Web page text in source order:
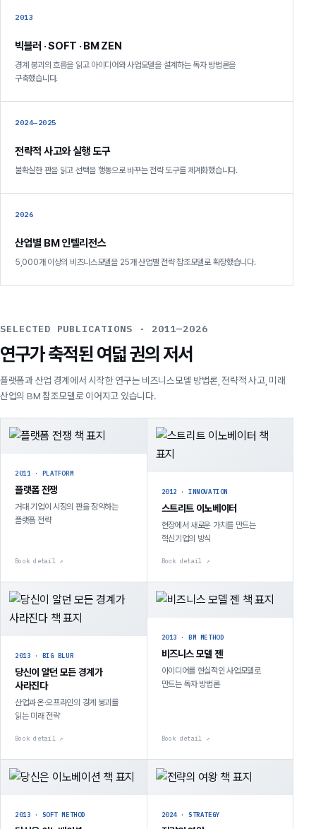
2013
빅블러 · SOFT · BM ZEN
경계 붕괴의 흐름을 읽고 아이디어와 사업모델을 설계하는 독자 방법론을
구축했습니다.
2024—2025
전략적 사고와 실행 도구
불확실한 판을 읽고 선택을 행동으로 바꾸는 전략 도구를 체계화했습니다.
2026
산업별 BM 인텔리전스
5,000개 이상의 비즈니스모델을 25개 산업별 전략 참조모델로 확장했습니다.
SELECTED PUBLICATIONS · 2011—2026
연구가 축적된 여덟 권의 저서
플랫폼과 산업 경계에서 시작한 연구는 비즈니스모델 방법론, 전략적 사고, 미래
산업의 BM 참조모델로 이어지고 있습니다.
2011 · PLATFORM
플랫폼 전쟁
거대 기업이 시장의 판을 장악하는
플랫폼 전략
Book detail ↗
2012 · INNOVATION
스트리트 이노베이터
현장에서 새로운 가치를 만드는
혁신기업의 방식
Book detail ↗
2013 · BIG BLUR
당신이 알던 모든 경계가
사라진다
산업과 온·오프라인의 경계 붕괴를
읽는 미래 전략
Book detail ↗
2013 · BM METHOD
비즈니스 모델 젠
아이디어를 현실적인 사업모델로
만드는 독자 방법론
Book detail ↗
2013 · SOFT METHOD 2024 · STRATEGY